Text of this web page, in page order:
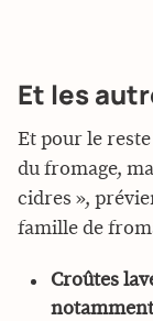
Et les
Et pour le
du fromage,
cidres »,
famille de
Croûtes